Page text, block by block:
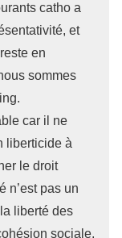
catho a
et
en
sommes
car il ne
liberticide à
le droit
n’est pas un
liberté des
sociale,